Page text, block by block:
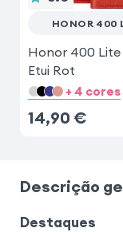
HONOR 400
Honor 400 Lite
Etui Rot
+ 4 cores
14,90 €
Descrição
Destaques